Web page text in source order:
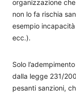
organizzazione
non lo fa rischia
esempio
ecc.).
Solo
dalla legge 231/
pesanti sanzioni,